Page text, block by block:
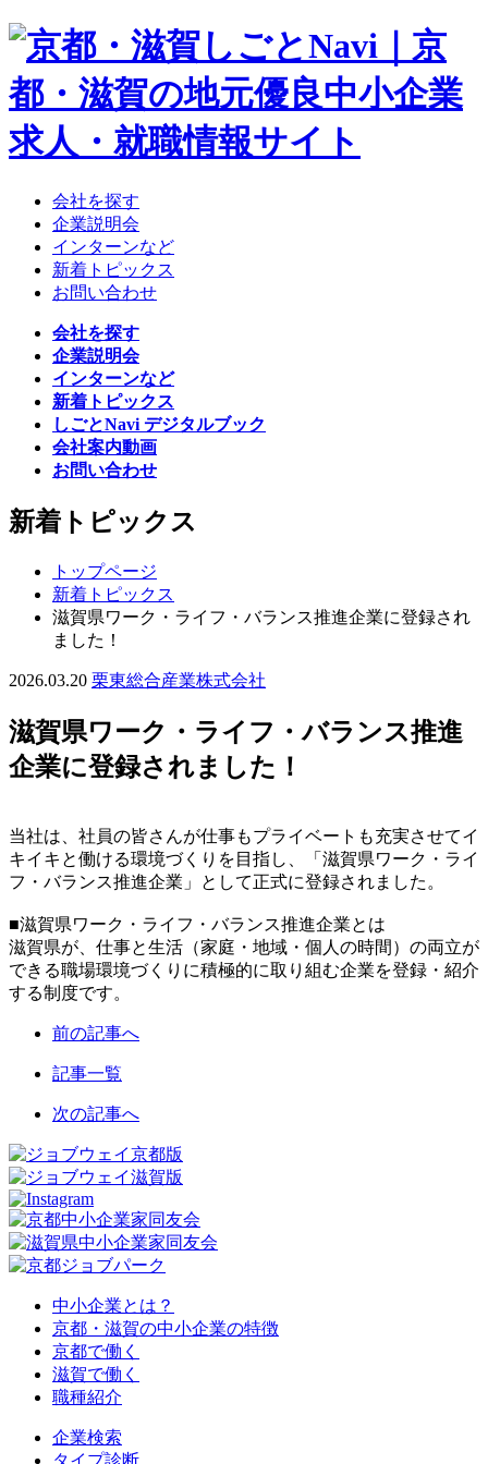
会社を探す
企業説明会
インターンなど
新着トピックス
お問い合わせ
会社を探す
企業説明会
インターンなど
新着トピックス
しごとNavi デジタルブック
会社案内動画
お問い合わせ
新着トピックス
トップページ
新着トピックス
滋賀県ワーク・ライフ・バランス推進企業に登録され
ました！
2026.03.20 栗東総合産業株式会社
滋賀県ワーク・ライフ・バランス推進
企業に登録されました！
当社は、社員の皆さんが仕事もプライベートも充実させてイ
キイキと働ける環境づくりを目指し、「滋賀県ワーク・ライ
フ・バランス推進企業」として正式に登録されました。
■滋賀県ワーク・ライフ・バランス推進企業とは
滋賀県が、仕事と生活（家庭・地域・個人の時間）の両立が
できる職場環境づくりに積極的に取り組む企業を登録・紹介
する制度です。
前の記事へ
記事一覧
次の記事へ
中小企業とは？
京都・滋賀の中小企業の特徴
京都で働く
滋賀で働く
職種紹介
企業検索
タイプ診断